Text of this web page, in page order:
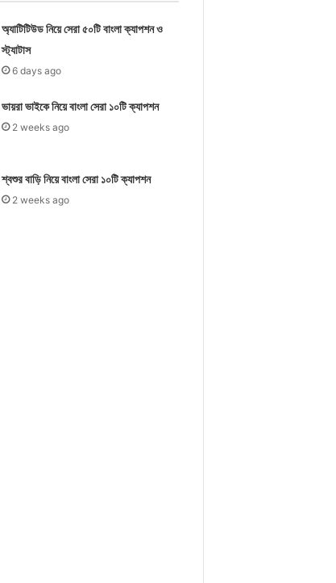
অ্যাটিটিউড নিয়ে সেরা ৫০টি বাংলা ক্যাপশন ও
স্ট্যাটাস
6 days ago
ভায়রা ভাইকে নিয়ে বাংলা সেরা ১০টি ক্যাপশন
2 weeks ago
শ্বশুর বাড়ি নিয়ে বাংলা সেরা ১০টি ক্যাপশন
2 weeks ago